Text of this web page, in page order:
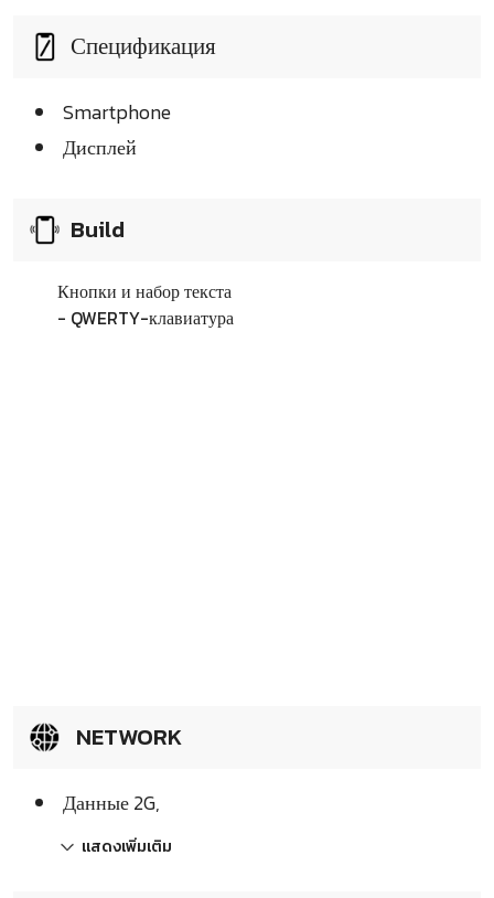
Спецификация
Smartphone
Дисплей
Build
Кнопки и набор текста
- QWERTY-клавиатура
NETWORK
Данные 2G,
แสดงเพิ่มเติม